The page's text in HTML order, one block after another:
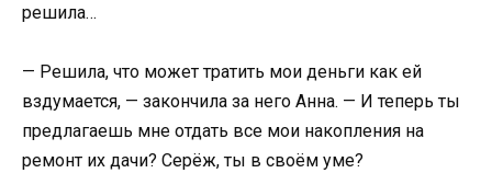
решила…
— Решила, что может тратить мои деньги как ей
вздумается, — закончила за него Анна. — И теперь ты
предлагаешь мне отдать все мои накопления на
ремонт их дачи? Серёж, ты в своём уме?